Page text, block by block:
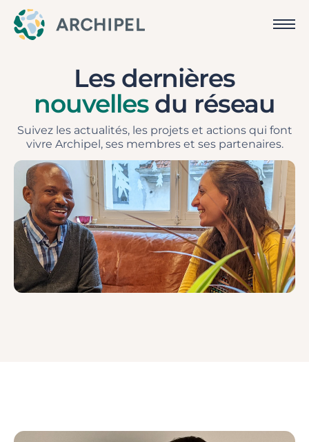
Les dernières
nouvellesdu réseau
Suivez les actualités, les projets et actions qui font
vivre Archipel, ses membres et ses partenaires.